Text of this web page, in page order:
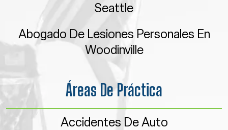
Seattle
Abogado De Lesiones Personales En
Woodinville
Áreas De Práctica
Accidentes De Auto